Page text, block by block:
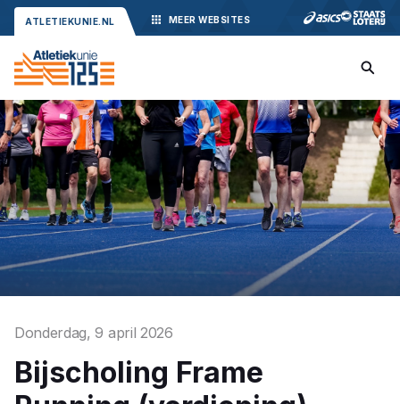
ATLETIEKUNIE.NL MEER WEBSITES
Donderdag, 9 april 2026
Bijscholing Frame